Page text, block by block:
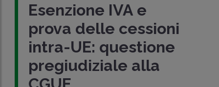
Esenzione IVA e
prova delle cessioni
intra-UE: questione
pregiudiziale alla